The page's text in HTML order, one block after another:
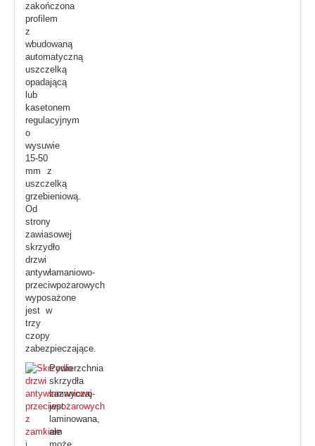
zakończona
profilem
z
wbudowaną
automatyczną
uszczelką
opadającą
lub
kasetonem
regulacyjnym
o
wysuwie
15-50
mm z
uszczelką
grzebieniową.
Od
strony
zawiasowej
skrzydło
drzwi
antywłamaniowo-
przeciwpożarowych
wyposażone
jest w
trzy
czopy
zabezpieczające.
Powierzchnia
skrzydła
zazwyczaj
jest
laminowana,
ale